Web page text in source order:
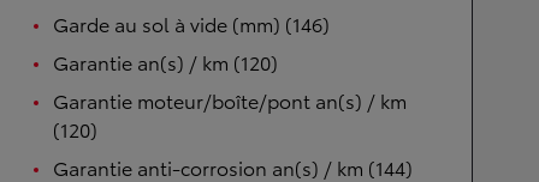
Garde au sol à vide (mm) (146)
Garantie an(s) / km (120)
Garantie moteur/boîte/pont an(s) / km
(120)
Garantie anti-corrosion an(s) / km (144)